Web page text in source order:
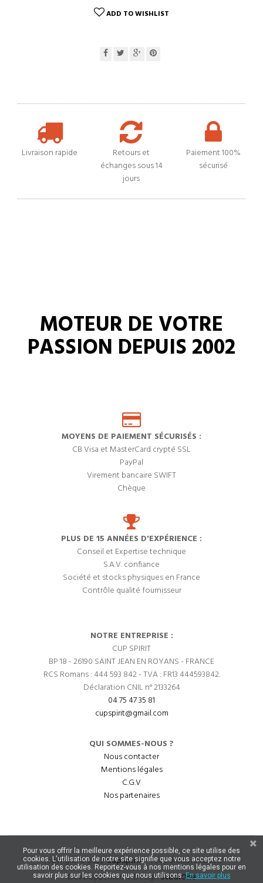
ADD TO WISHLIST
Livraison rapide
Retours et
échanges sous 14
jours
Paiement 100%
sécurisé
MOTEUR DE VOTRE
PASSION DEPUIS 2002
MOYENS DE PAIEMENT SÉCURISÉS :
CB Visa et MasterCard crypté SSL
PayPal
Virement bancaire SWIFT
Chèque
PLUS DE 15 ANNÉES D'EXPÉRIENCE :
Conseil et Expertise technique
S.A.V. confiance
Société et stocks physiques en France
Contrôle qualité fournisseur
NOTRE ENTREPRISE :
CUP SPIRIT
BP 18 - 26190 SAINT JEAN EN ROYANS - FRANCE
RCS Romans : 444 593 842 - TVA : FR13 444593842.
Déclaration CNIL n° 2133264
04 75 47 35 81
cupspirit@gmail.com
QUI SOMMES-NOUS ?
Nous contacter
Mentions légales
C.G.V
Nos partenaires
Copyright © 2022CupSpirit- Tous droits réservés.
Développement / DesignStudiOne
Pour vous offrir la meilleure expérience possible, ce site utilise des
cookies. L'utilisation de notre site signifie que vous acceptez notre
utilisation des cookies. Reportez-vous à nos mentions légales pour en
savoir plus sur les cookies que nous utilisons.En savoir plus